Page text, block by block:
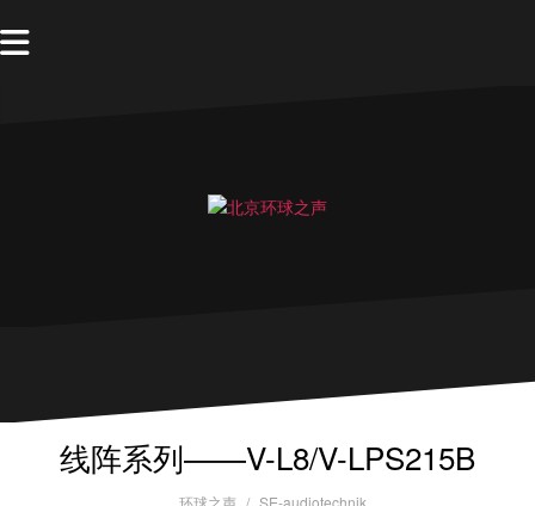
线阵系列——V-L8/V-LPS215B
环球之声 SE-audiotechnik